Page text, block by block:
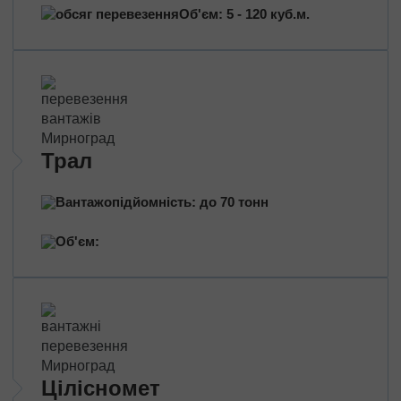
Митно-брокерські послуги
Переїзд приміщень
Міжміський переїзд
Промисловий переїзд
Переїзд магазину
Дачний переїзд
За типом транспорту
Зерновози
Тентовані перевезення
Рефрижераторні перевезення
Об'єм: 5 - 120 куб.м.
Трал
Вантажопідйомність: до 70 тонн
Об'єм:
Цілісномет